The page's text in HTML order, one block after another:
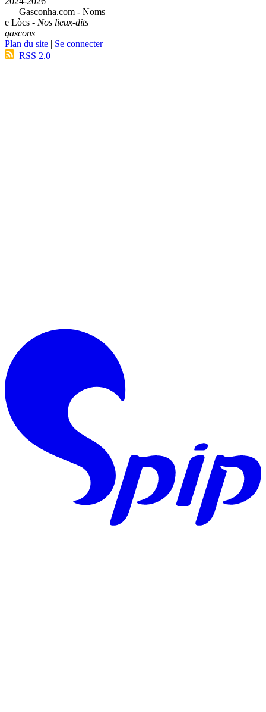
— Gasconha.com - Noms
e Lòcs - Nos lieux-dits
gascons
Plan du site | Se connecter|
RSS 2.0